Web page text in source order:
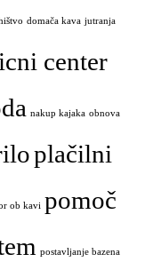
domača kava jutranja
center
nakup kajaka obnova
plačilni
ob kavi pomoč
postavljanje bazena